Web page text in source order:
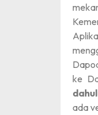
ke
ada